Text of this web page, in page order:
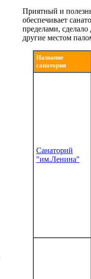
Приятный и
обеспечивает
пределами,
другие местом
Название
санатория
Санаторий
"им.Ленина"